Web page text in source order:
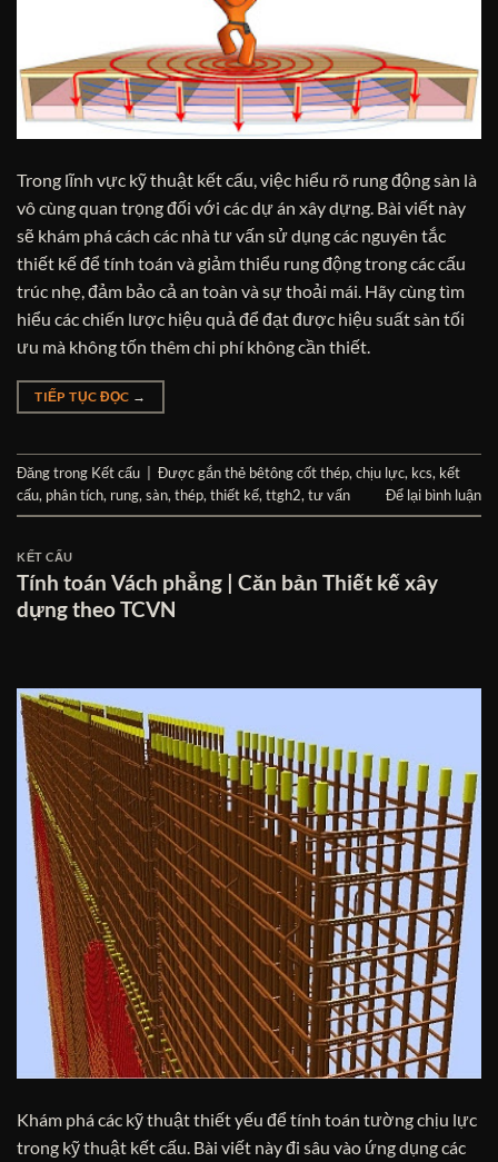
Trong lĩnh vực kỹ thuật kết cấu, việc hiểu rõ rung động sàn là
vô cùng quan trọng đối với các dự án xây dựng. Bài viết này
sẽ khám phá cách các nhà tư vấn sử dụng các nguyên tắc
thiết kế để tính toán và giảm thiểu rung động trong các cấu
trúc nhẹ, đảm bảo cả an toàn và sự thoải mái. Hãy cùng tìm
hiểu các chiến lược hiệu quả để đạt được hiệu suất sàn tối
ưu mà không tốn thêm chi phí không cần thiết.
TIẾP TỤC ĐỌC →
Đăng trong Kết cấu Được gắn thẻ bêtông cốt thép,chịu lực, kcs, kết
cấu, phân tích, rung,sàn,thép,thiết kế,ttgh2,tư vấn Để lại bình luận
KẾT CẤU
Tính toán Vách phẳng | Căn bản Thiết kế xây
dựng theo TCVN
Khám phá các kỹ thuật thiết yếu để tính toán tường chịu lực
trong kỹ thuật kết cấu. Bài viết này đi sâu vào ứng dụng các